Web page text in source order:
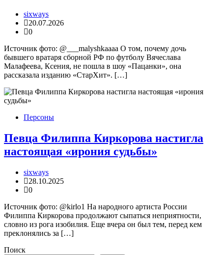
sixways
20.07.2026
0
Источник фото: @___malyshkaaaa О том, почему дочь
бывшего вратаря сборной РФ по футболу Вячеслава
Малафеева, Ксения, не пошла в шоу «Пацанки», она
рассказала изданию «СтарХит». […]
Персоны
Певца Филиппа Киркорова настигла
настоящая «ирония судьбы»
sixways
28.10.2025
0
Источник фото: @kirlo1 На народного артиста России
Филиппа Киркорова продолжают сыпаться неприятности,
словно из рога изобилия. Еще вчера он был тем, перед кем
преклонялись за […]
Поиск